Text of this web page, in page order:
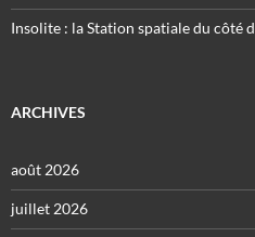
Insolite : la Station spatiale du côté
ARCHIVES
août 2026
juillet 2026